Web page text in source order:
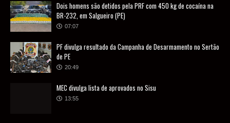
Dois homens são detidos pela PRF com 450 kg de cocaína na
BR-232, em Salgueiro (PE)
07:07
PF divulga resultado da Campanha de Desarmamento no Sertão
de PE
20:49
MEC divulga lista de aprovados no Sisu
13:55